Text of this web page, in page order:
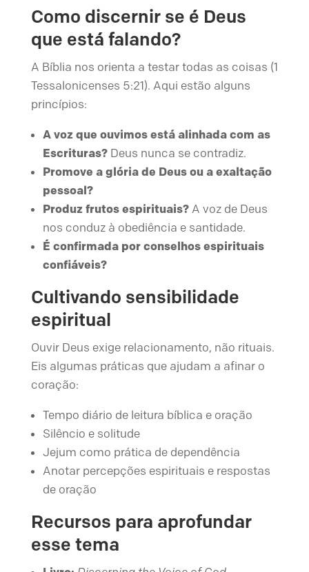
Como discernir se é Deus
que está falando?
A Bíblia nos orienta a testar todas as coisas (1
Tessalonicenses 5:21). Aqui estão alguns
princípios:
A voz que ouvimos está alinhada com as
Escrituras?Deus nunca se contradiz.
Promove a glória de Deus ou a exaltação
pessoal?
Produz frutos espirituais?A voz de Deus
nos conduz à obediência e santidade.
É confirmada por conselhos espirituais
confiáveis?
Cultivando sensibilidade
espiritual
Ouvir Deus exige relacionamento, não rituais.
Eis algumas práticas que ajudam a afinar o
coração:
Tempo diário de leitura bíblica e oração
Silêncio e solitude
Jejum como prática de dependência
Anotar percepções espirituais e respostas
de oração
Recursos para aprofundar
esse tema